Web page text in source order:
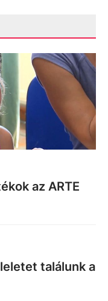
az ARTE
találunk a